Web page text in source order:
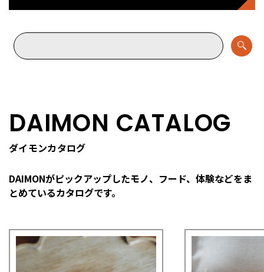
DAIMON CATALOG
ダイモンカタログ
DAIMONがピックアップしたモノ、フード、体験などをま
とめているカタログです。